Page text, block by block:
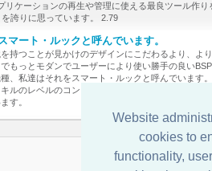
Website
cookies to
functionality,
ケーションの再生や管理に使える最良ツール作り
誇りに思っています。 2.79
ート・ルックと呼んでいます。
持つことが見かけのデザインにこだわるより、よ
もっとモダンでユーザーにより使い勝手の良い
、私達はそれをスマート・ルックと呼んでいます
ルのレベルのコンピュータ知識で簡単に使いこなせ
す。